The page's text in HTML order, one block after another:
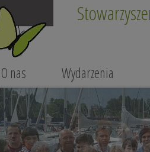
O nas Wydarzenia